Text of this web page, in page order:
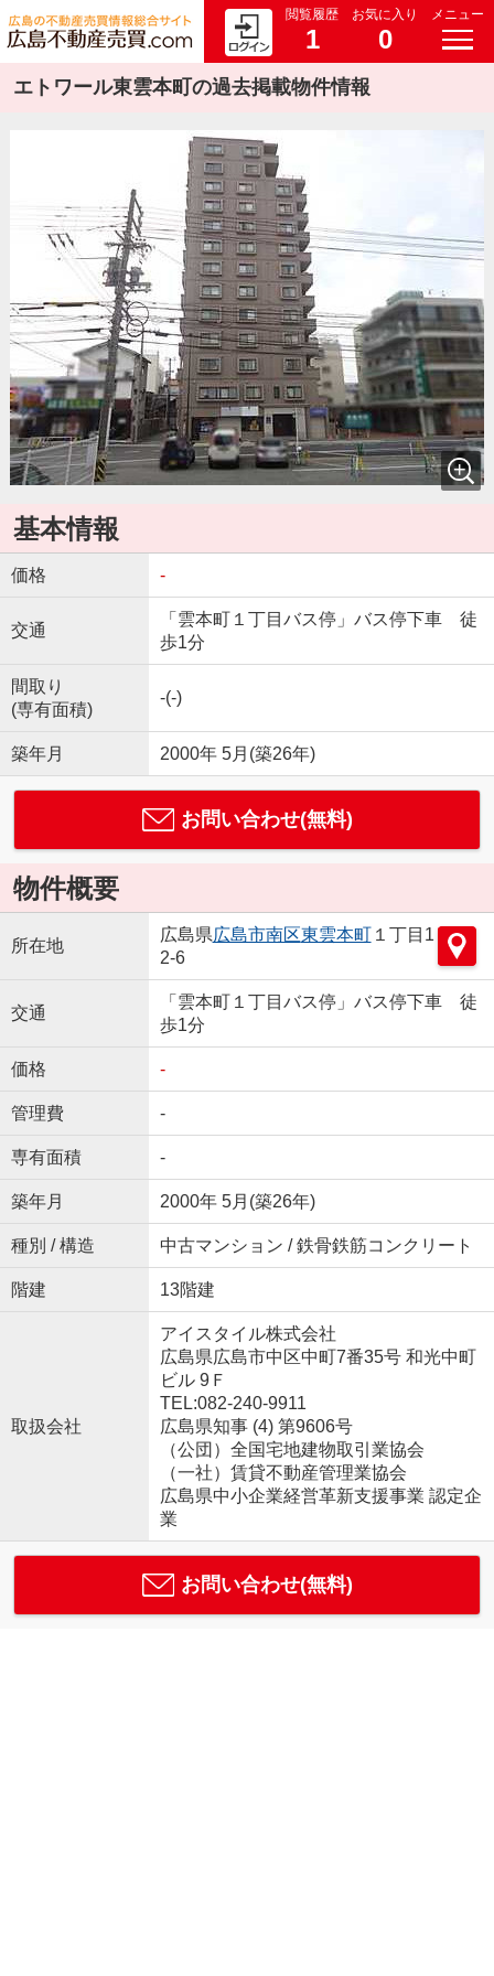
閲覧履歴
1
お気に入り
0
メニュー
エトワール東雲本町の過去掲載物件情報
基本情報
価格 -
交通
「雲本町１丁目バス停」バス停下車 徒
歩1分
間取り
(専有面積)
-(-)
築年月 2000年 5月(築26年)
お問い合わせ(無料)
物件概要
所在地
広島県広島市南区東雲本町１丁目1
2-6
交通
「雲本町１丁目バス停」バス停下車 徒
歩1分
価格 -
管理費 -
専有面積 -
築年月 2000年 5月(築26年)
種別 / 構造 中古マンション / 鉄骨鉄筋コンクリート
階建 13階建
取扱会社
アイスタイル株式会社
広島県広島市中区中町7番35号 和光中町
ビル 9Ｆ
TEL:082-240-9911
広島県知事 (4) 第9606号
（公団）全国宅地建物取引業協会
（一社）賃貸不動産管理業協会
広島県中小企業経営革新支援事業 認定企
業
お問い合わせ(無料)